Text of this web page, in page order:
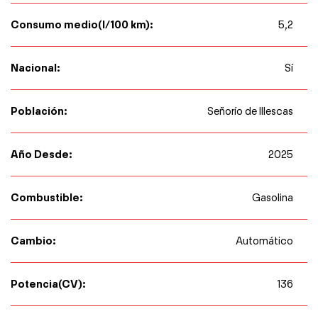
Consumo medio(l/100 km): 5,2
Nacional: Sí
Población: Señorío de Illescas
Año Desde: 2025
Combustible: Gasolina
Cambio: Automático
Potencia(CV): 136